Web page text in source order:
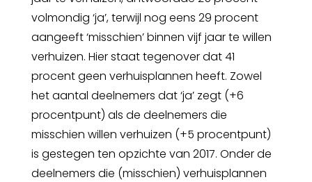
volmondig ‘ja’, terwijl nog eens 29 procent
aangeeft ‘misschien’ binnen vijf jaar te willen
verhuizen. Hier staat tegenover dat 41
procent geen verhuisplannen heeft. Zowel
het aantal deelnemers dat ‘ja’ zegt (+6
procentpunt) als de deelnemers die
misschien willen verhuizen (+5 procentpunt)
is gestegen ten opzichte van 2017. Onder de
deelnemers die (misschien) verhuisplannen